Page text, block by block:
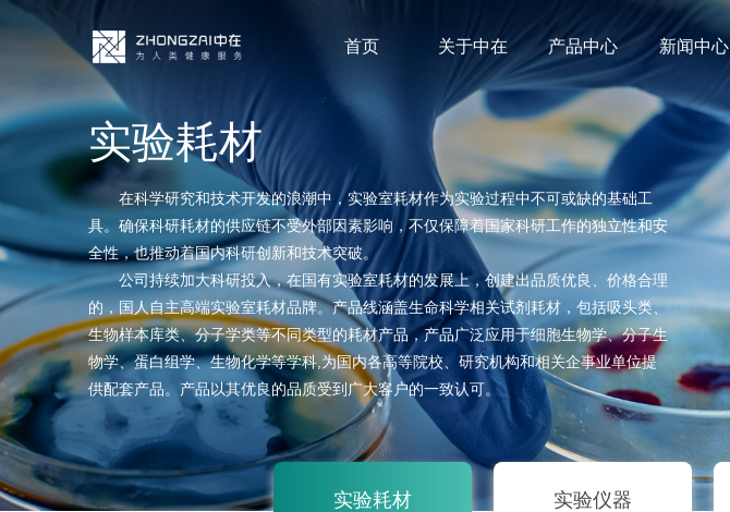
首页 关于中在 产品中心 新闻中心
实验耗材
在科学研究和技术开发的浪潮中，实验室耗材作为实验过程中不可或缺的基础工
具。确保科研耗材的供应链不受外部因素影响，不仅保障着国家科研工作的独立性和安
全性，也推动着国内科研创新和技术突破。
公司持续加大科研投入，在国有实验室耗材的发展上，创建出品质优良、价格合理
的，国人自主高端实验室耗材品牌。产品线涵盖生命科学相关试剂耗材，包括吸头类、
生物样本库类、分子学类等不同类型的耗材产品，产品广泛应用于细胞生物学、分子生
物学、蛋白组学、生物化学等学科,为国内各高等院校、研究机构和相关企事业单位提
供配套产品。产品以其优良的品质受到广大客户的一致认可。
实验耗材 实验仪器